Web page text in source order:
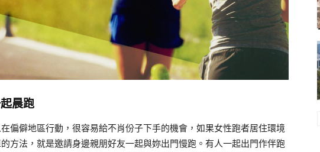
晨跑
偏僻地區行動，很容易給不肖份子下手的機會，如果女性跑者居住環境
方法，就是邀請身邊親朋好友一起與妳出門慢跑。有人一起出門作伴跑